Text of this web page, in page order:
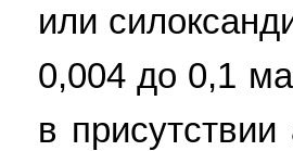
или
0,004 до 0,1
в